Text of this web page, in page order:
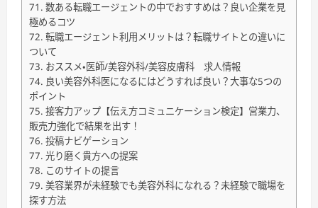
数ある転職エージェントの中でおすすめは？良い企業を見
極めるコツ
転職エージェント利用メリットは？転職サイトとの違いに
ついて
おススメ・医師/美容外科/美容皮膚科 求人情報
良い美容外科医になるにはどうすれば良い？大事な5つの
ポイント
接客力アップ【伝え方コミュニケーション検定】営業力、
販売力強化で結果を出す！
投稿ナビゲーション
光り磨く貴方への提案
このサイトの提言
美容業界が未経験でも美容外科になれる？未経験で職場を
探す方法